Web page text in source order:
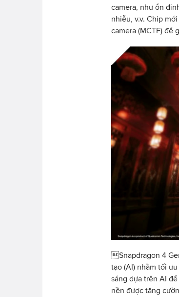
camera, như ổn
nhiễu, v.v. Chip
camera (MCTF) để
Snapdragon 4
tạo (AI) nhằm tối
sáng dựa trên AI
nền được tăng